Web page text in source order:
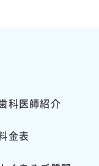
科医師紹介
金表